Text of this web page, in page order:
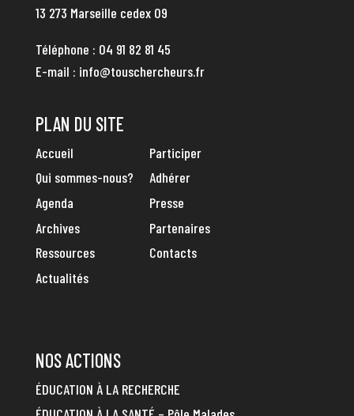
13 273 Marseille cedex 09
Téléphone : 04 91 82 81 45
E-mail : info@touschercheurs.fr
PLAN DU SITE
Accueil
Qui sommes-nous?
Agenda
Archives
Ressources
Actualités
Participer
Adhérer
Presse
Partenaires
Contacts
NOS ACTIONS
ÉDUCATION À LA RECHERCHE